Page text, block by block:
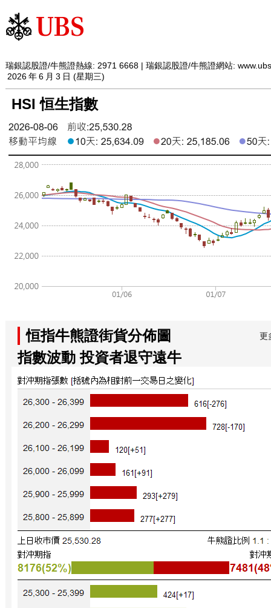
瑞銀認股證/牛熊證熱線: 2971 6668 | 瑞銀認股證/牛熊證網站:
2026年6 月 3 日 (星期三)
HSI 恒生指數
恒指牛熊證街貨分佈圖 更
指數波動 投資者退守遠牛